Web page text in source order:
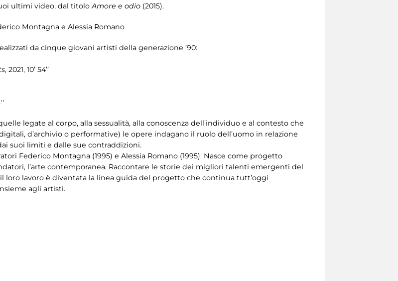
ultimi video, dal titoloAmore e odio (2015).
Montagna e Alessia Romano
da cinque giovani artisti della generazione ’90:
, 2021, 10’ 54’’
legate al corpo, alla sessualità, alla conoscenza dell’individuo e al contesto che
d’archivio o performative) le opere indagano il ruolo dell’uomo in relazione
suoi limiti e dalle sue contraddizioni.
Federico Montagna (1995) e Alessia Romano (1995). Nasce come progetto
l’arte contemporanea. Raccontare le storie dei migliori talenti emergenti del
loro lavoro è diventata la linea guida del progetto che continua tutt’oggi
agli artisti.